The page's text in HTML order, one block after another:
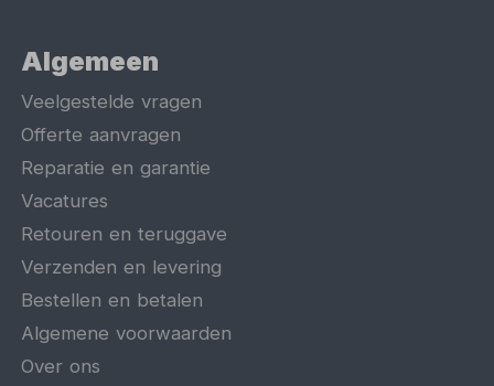
Algemeen
Veelgestelde vragen
Offerte aanvragen
Reparatie en garantie
Vacatures
Retouren en teruggave
Verzenden en levering
Bestellen en betalen
Algemene voorwaarden
Over ons